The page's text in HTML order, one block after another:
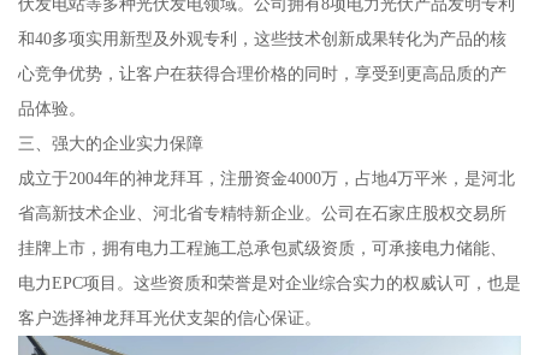
和40多项实用新型及外观专利，这些技术创新成果转化为产品的核
心竞争优势，让客户在获得合理价格的同时，享受到更高品质的产
品体验。
三、强大的企业实力保障
成立于2004年的神龙拜耳，注册资金4000万，占地4万平米，是河北
省高新技术企业、河北省专精特新企业。公司在石家庄股权交易所
挂牌上市，拥有电力工程施工总承包贰级资质，可承接电力储能、
电力EPC项目。这些资质和荣誉是对企业综合实力的权威认可，也是
客户选择神龙拜耳光伏支架的信心保证。